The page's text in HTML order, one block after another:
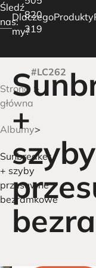
Śledź
nas:
820
219
Dlaczego
my?
Produkty
Strona
główna
Albumy
Sunbreaker
+ szyby
przesuwne
bezramkowe
+
szyby
#LC262